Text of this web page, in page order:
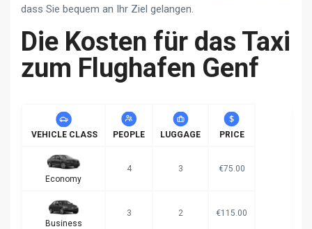
dass Sie bequem an Ihr Ziel gelangen.
Die Kosten für das Taxi
zum Flughafen Genf
VEHICLE CLASS PEOPLE LUGGAGE PRICE
Economy
4 3 €75.00
Business
3 2 €115.00